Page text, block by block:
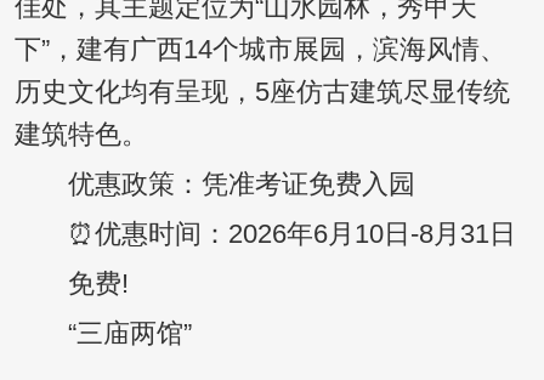
佳处，其主题定位为“山水园林，秀甲天
下”，建有广西14个城市展园，滨海风情、
历史文化均有呈现，5座仿古建筑尽显传统
建筑特色。
优惠政策：凭准考证免费入园
⏰优惠时间：2026年6月10日-8月31日
免费!
“三庙两馆”